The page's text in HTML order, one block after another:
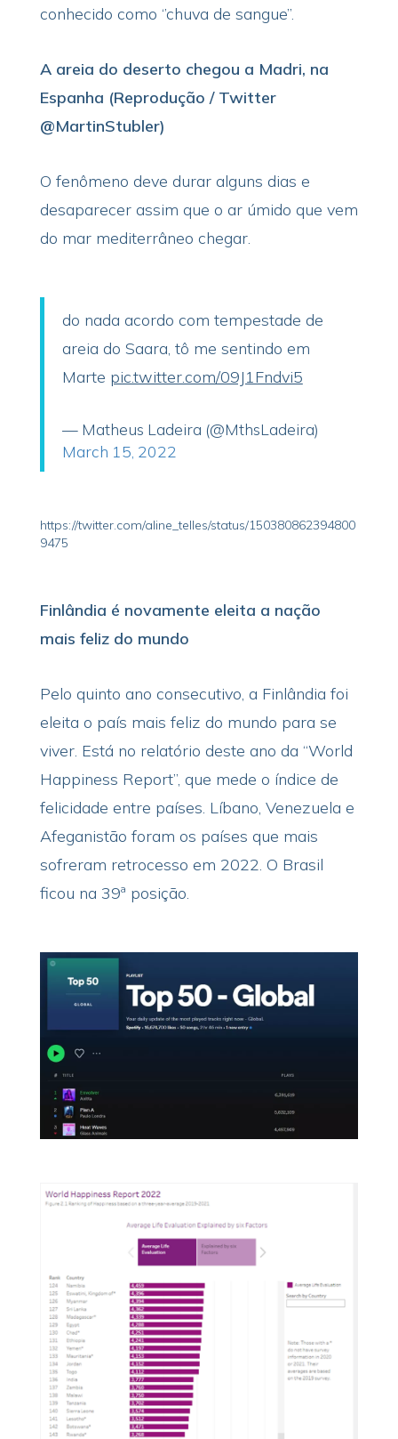
conhecido como ‘’chuva de sangue’’.
A areia do deserto chegou a Madri, na
Espanha (Reprodução / Twitter
@MartinStubler)
O fenômeno deve durar alguns dias e
desaparecer assim que o ar úmido que vem
do mar mediterrâneo chegar.
do nada acordo com tempestade de
areia do Saara, tô me sentindo em
Marte pic.twitter.com/09J1Fndvi5
— Matheus Ladeira (@MthsLadeira)
March 15, 2022
https://twitter.com/aline_telles/status/150380862394800
9475
Finlândia é novamente eleita a nação
mais feliz do mundo
Pelo quinto ano consecutivo, a Finlândia foi
eleita o país mais feliz do mundo para se
viver. Está no relatório deste ano da “World
Happiness Report”, que mede o índice de
felicidade entre países. Líbano, Venezuela e
Afeganistão foram os países que mais
sofreram retrocesso em 2022. O Brasil
ficou na 39ª posição.